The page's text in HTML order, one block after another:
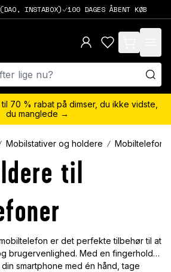
INSTABOX) 100 DAGES ÅBENT KØB
items in cart,
til 70 % rabat på dimser, du ikke vidste,
du manglede →
Mobilstativer og holdere Mobiltelefon
til
er det perfekte tilbehør til at
brugervenlighed. Med en fingerholder
smartphone med én hånd, tage